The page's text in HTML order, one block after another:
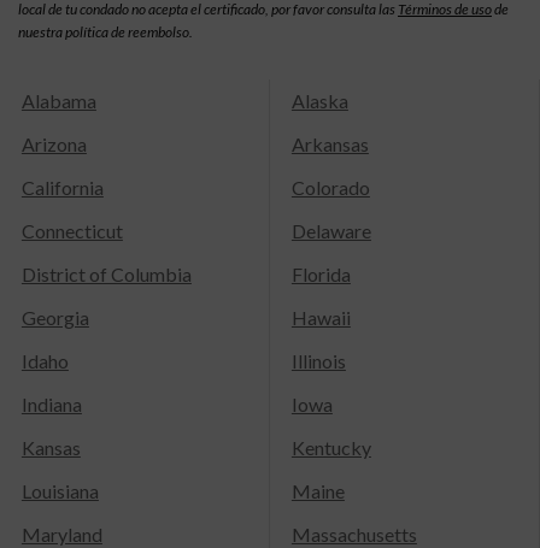
local de tu condado no acepta el certificado, por favor consulta las Términos de usode
nuestra política de reembolso.
Alabama
Alaska
Arizona
Arkansas
California
Colorado
Connecticut
Delaware
District of Columbia
Florida
Georgia
Hawaii
Idaho
Illinois
Indiana
Iowa
Kansas
Kentucky
Louisiana
Maine
Maryland
Massachusetts